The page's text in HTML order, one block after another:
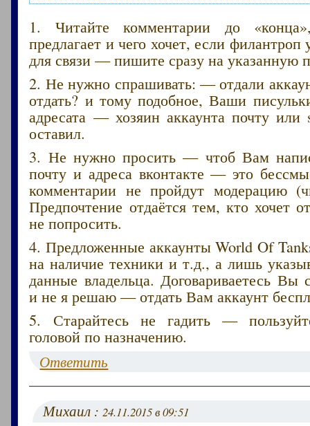
1. Читайте комментарии до
предлагает и чего хочет, если филантроп
для связи — пишите сразу на указанную
2. Не нужно спрашивать: — отдали
отдать? и тому подобное, Ваши
адресата — хозяин аккаунта почту или
оставил.
3. Не нужно просить — чтоб Вам
почту и адреса вконтакте — это
комментарии не пройдут модерацию
Предпочтение отдаётся тем, кто хочет
не попросить.
4. Предложенные аккаунты World Of
на наличие техники и т.д., а лишь
данные владельца. Договариваетесь Вы
и не я решаю — отдать Вам аккаунт
5. Старайтесь не гадить —
головой по назначению.
Ответить
Михаил :24.11.2015 в 09:51